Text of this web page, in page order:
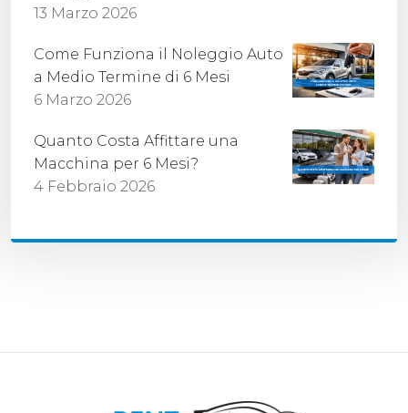
13 Marzo 2026
Come Funziona il Noleggio Auto
a Medio Termine di 6 Mesi
6 Marzo 2026
Quanto Costa Affittare una
Macchina per 6 Mesi?
4 Febbraio 2026